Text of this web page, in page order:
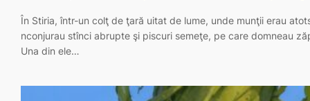
În Stiria, într-un colţ de ţară uitat de lume, unde munţii erau
nconjurau stînci abrupte şi piscuri semeţe, pe care domneau
Una din ele…